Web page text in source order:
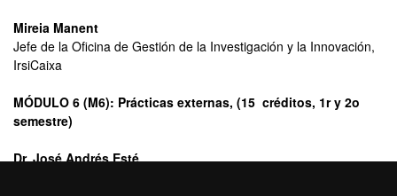
Mireia Manent
Jefe de la Oficina de Gestión de la Investigación y la Innovación,
IrsiCaixa
MÓDULO 6 (M6): Prácticas externas, (15 créditos, 1r y 2o
semestre)
Dr. José Andrés Esté